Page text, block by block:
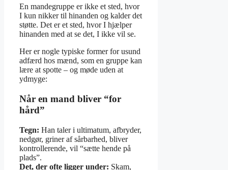
En mandegruppe er ikke et sted, hvor
I kun nikker til hinanden og kalder det
støtte. Det er et sted, hvor I hjælper
hinanden med at se det, I ikke vil se.
Her er nogle typiske former for usund
adfærd hos mænd, som en gruppe kan
lære at spotte – og møde uden at
ydmyge:
Når en mand bliver “for
hård”
Tegn: Han taler i ultimatum, afbryder,
nedgør, griner af sårbarhed, bliver
kontrollerende, vil “sætte hende på
plads”.
Det, der ofte ligger under: Skam,